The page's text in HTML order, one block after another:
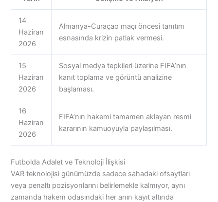
14
Haziran
2026
Almanya-Curaçao maçı öncesi tanıtım
esnasında krizin patlak vermesi.
15
Haziran
2026
Sosyal medya tepkileri üzerine FIFA’nın
kanıt toplama ve görüntü analizine
başlaması.
16
Haziran
2026
FIFA’nın hakemi tamamen aklayan resmi
kararının kamuoyuyla paylaşılması.
Futbolda Adalet ve Teknoloji İlişkisi
VAR teknolojisi günümüzde sadece sahadaki ofsaytları
veya penaltı pozisyonlarını belirlemekle kalmıyor, aynı
zamanda hakem odasındaki her anın kayıt altında